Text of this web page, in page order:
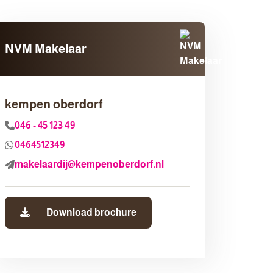
NVM Makelaar
kempen oberdorf
046 - 45 123 49
0464512349
makelaardij@kempenoberdorf.nl
Download brochure